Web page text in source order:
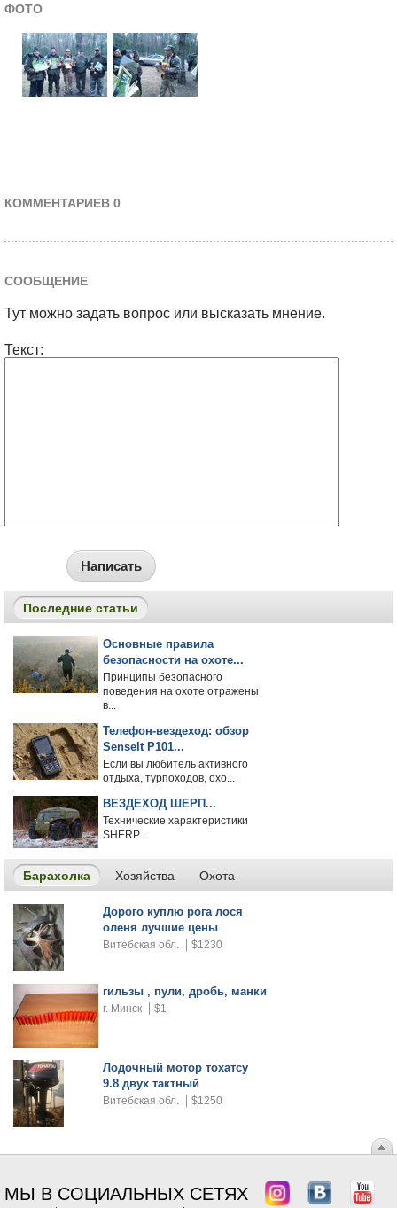
ФОТО
КОММЕНТАРИЕВ 0
СООБЩЕНИЕ
Тут можно задать вопрос или высказать мнение.
Текст:
Написать
Последние статьи
Основные правила
безопасности на охоте...
Принципы безопасного
поведения на охоте отражены
в...
Телефон-вездеход: обзор
SenseIt P101...
Если вы любитель активного
отдыха, турпоходов, охо...
ВЕЗДЕХОД ШЕРП...
Технические характеристики
SHERP...
Барахолка Хозяйства Охота
Дорого куплю рога лося
оленя лучшие цены
Витебская обл. $1230
гильзы , пули, дробь, манки
г. Минск $1
Лодочный мотор тохатсу
9.8 двух тактный
Витебская обл. $1250
МЫ В СОЦИАЛЬНЫХ СЕТЯХ